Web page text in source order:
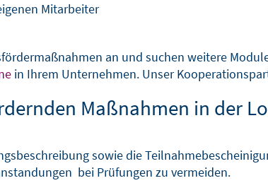
Mitarbeiter
an und suchen weitere
in Ihrem Unternehmen. Unser
Maßnahmen in der
sowie die
bei Prüfungen zu vermeiden.